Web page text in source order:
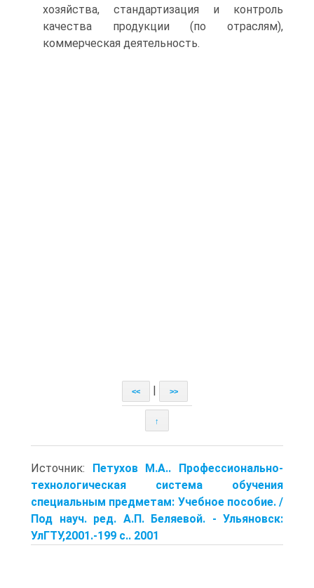
хозяйства, стандартизация и контроль
качества продукции (по отраслям),
коммерческая деятельность.
<< >>
↑
Источник: Петухов М.А.. Профессионально-
технологическая система обучения
специальным предметам: Учебное пособие. /
Под науч. ред. А.П. Беляевой. - Ульяновск:
УлГТУ,2001.-199 с.. 2001